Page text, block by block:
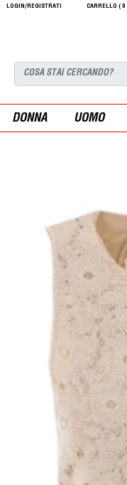
LOGIN/REGISTRATI CARRELLO ( 0
DONNA UOMO